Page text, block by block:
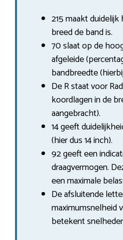
215 maakt
breed de band is.
70 slaat op de
afgeleide
bandbreedte
De R staat voor
koordlagen in de
aangebracht).
14 geeft
(hier dus 14 inch).
92 geeft een
draagvermogen.
een maximale
De afsluitende
maximumsnelheid
betekent